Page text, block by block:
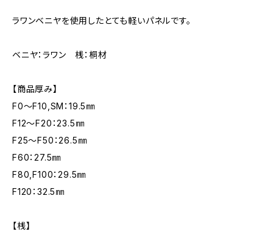
ラワンベニヤを使用したとても軽いパネルです。
ベニヤ：ラワン 桟：桐材
【商品厚み】
F0～F10,SM：19.5㎜
F12～F20：23.5㎜
F25～F50：26.5㎜
F60：27.5㎜
F80,F100：29.5㎜
F120：32.5㎜
【桟】